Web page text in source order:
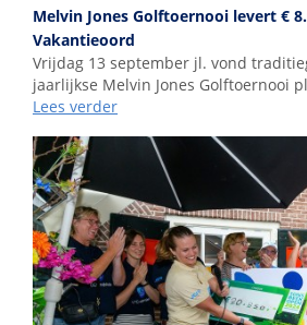
Melvin Jones Golftoernooi levert €
Vakantieoord
Vrijdag 13 september jl. vond
jaarlijkse Melvin Jones Golftoernooi
Lees verder